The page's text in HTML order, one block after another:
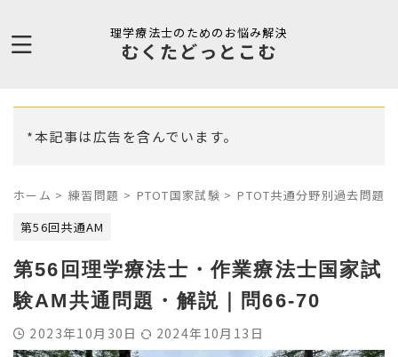
理学療法士のためのお悩み解決
むくたどっとこむ
*本記事は広告を含んでいます。
ホーム > 練習問題 > PTOT国家試験 > PTOT共通分野別過去問題
第56回共通AM
第56回理学療法士・作業療法士国家試
験AM共通問題・解説｜問66-70
2023年10月30日 2024年10月13日